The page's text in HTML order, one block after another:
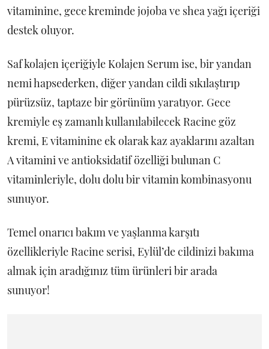
vitaminine, gece kreminde jojoba ve shea yağı içeriği
destek oluyor.
Saf kolajen içeriğiyle Kolajen Serum ise, bir yandan
nemi hapsederken, diğer yandan cildi sıkılaştırıp
pürüzsüz, taptaze bir görünüm yaratıyor. Gece
kremiyle eş zamanlı kullanılabilecek Racine göz
kremi, E vitaminine ek olarak kaz ayaklarını azaltan
A vitamini ve antioksidatif özelliği bulunan C
vitaminleriyle, dolu dolu bir vitamin kombinasyonu
sunuyor.
Temel onarıcı bakım ve yaşlanma karşıtı
özellikleriyle Racine serisi, Eylül’de cildinizi bakıma
almak için aradığınız tüm ürünleri bir arada
sunuyor!